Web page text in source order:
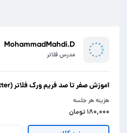
MohammadMahdi.D
مدرس فلاتر
آموزش صفر تا صد فریم ورک فلاتر (flutter)
هزینه هر جلسه
۱۸۰,۰۰۰ تومان